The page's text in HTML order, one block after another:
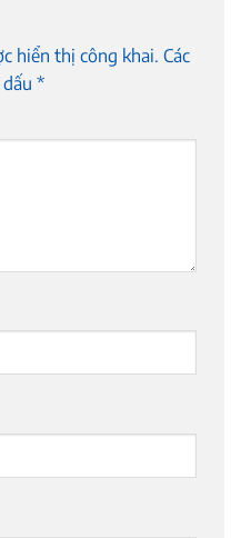
hiển thị công khai. Các
*